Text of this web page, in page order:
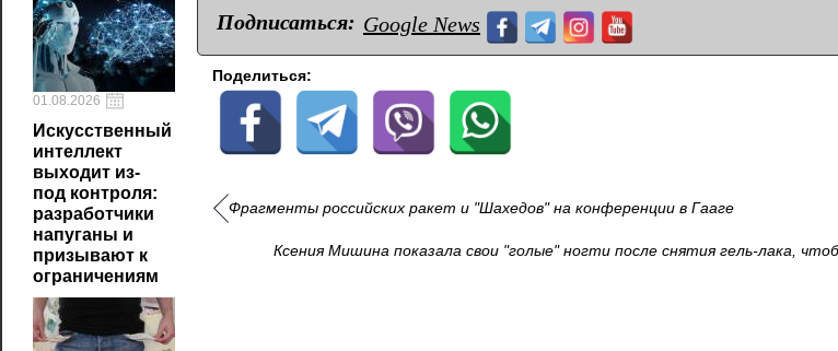
01.08.2026
Искусственный
интеллект
выходит из-
под контроля:
разработчики
напуганы и
призывают к
ограничениям
Подписаться: Google News
Поделиться:
Фрагменты российских ракет и "Шахедов" на конференции в Гааге
Ксения Мишина показала свои "голые" ногти после снятия гель-лака,